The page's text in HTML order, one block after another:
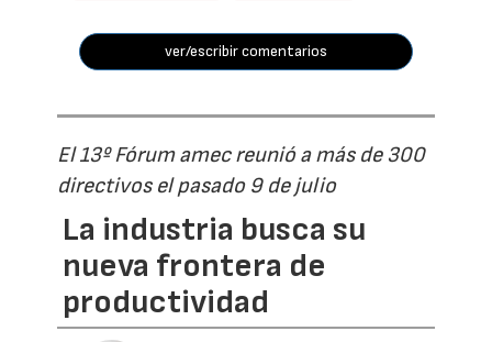
ver/escribir comentarios
El 13º Fórum amec reunió a más de 300
directivos el pasado 9 de julio
La industria busca su
nueva frontera de
productividad